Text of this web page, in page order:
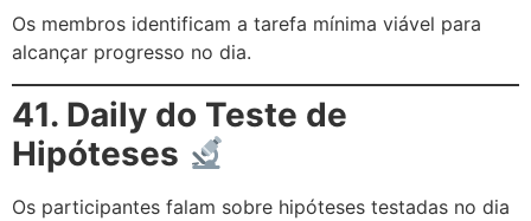
Os membros identificam a tarefa mínima viável para
alcançar progresso no dia.
41. Daily do Teste de
Hipóteses
Os participantes falam sobre hipóteses testadas no dia